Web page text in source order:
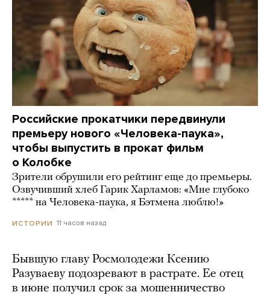
Российские прокатчики передвинули
премьеру нового «Человека-паука»,
чтобы выпустить в прокат фильм
о Колобке
Зрители обрушили его рейтинг еще до премьеры.
Озвучивший хлеб Гарик Харламов: «Мне глубоко
***** на Человека-паука, я Бэтмена люблю!»
ИСТОРИИ 11 часов назад
Бывшую главу Росмолодежи Ксению
Разуваеву подозревают в растрате. Ее отец
в июне получил срок за мошенничество